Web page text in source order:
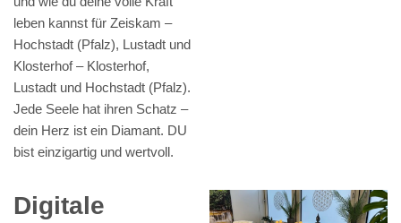
leben kannst für Zeiskam –
Hochstadt (Pfalz), Lustadt und
Klosterhof – Klosterhof,
Lustadt und Hochstadt (Pfalz).
Jede Seele hat ihren Schatz –
dein Herz ist ein Diamant. DU
bist einzigartig und wertvoll.
Digitale